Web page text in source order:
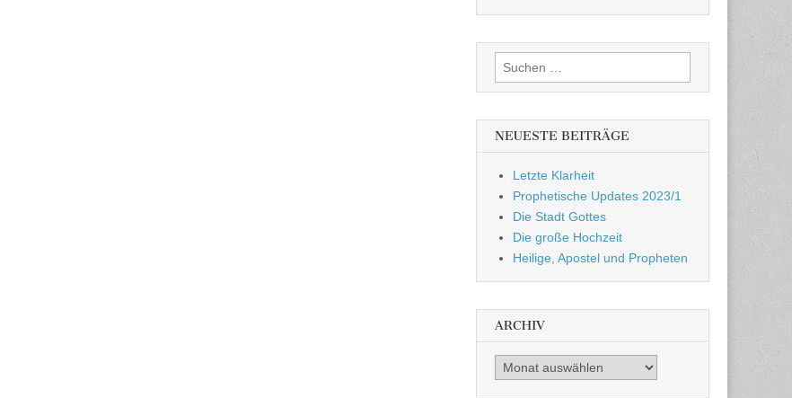
Suchen
nach:
NEUESTE BEITRÄGE
Letzte Klarheit
Prophetische Updates 2023/1
Die Stadt Gottes
Die große Hochzeit
Heilige, Apostel und Propheten
ARCHIV
Archiv